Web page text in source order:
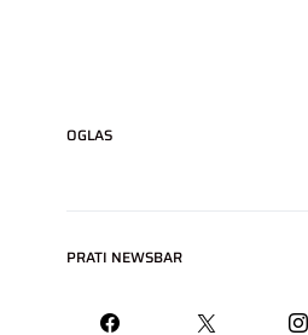
OGLAS
PRATI NEWSBAR